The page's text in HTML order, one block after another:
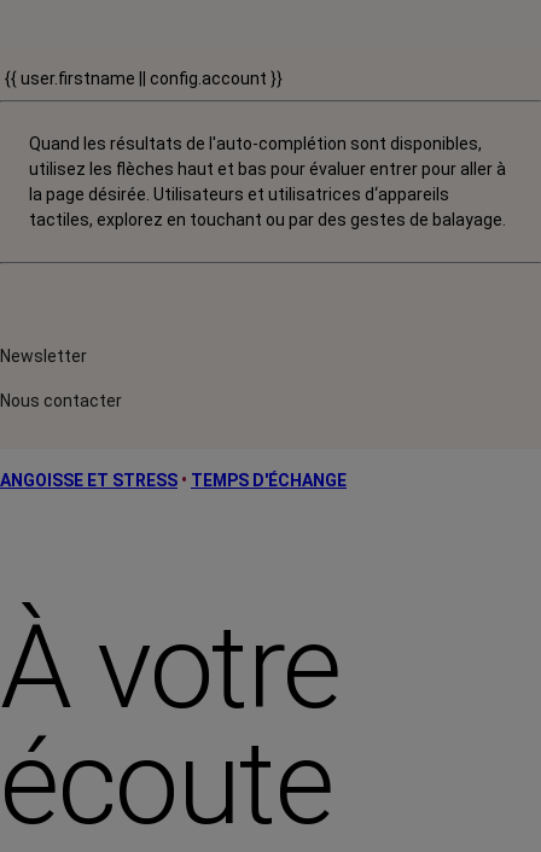
{{ user.firstname || config.account }}
Quand les résultats de l'auto-complétion sont disponibles,
utilisez les flèches haut et bas pour évaluer entrer pour aller à
la page désirée. Utilisateurs et utilisatrices d‘appareils
tactiles, explorez en touchant ou par des gestes de balayage.
Newsletter
Nous contacter
ANGOISSE ET STRESS • TEMPS D'ÉCHANGE
À votre
écoute